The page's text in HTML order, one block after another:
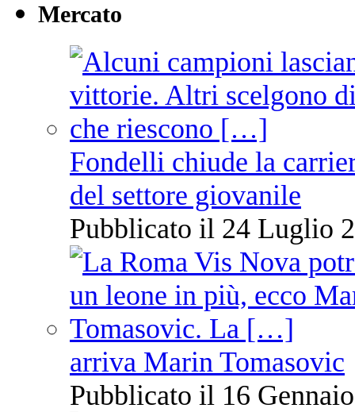
Mercato
Fondelli chiude la
del settore giovanile
Pubblicato il 24 Luglio
arriva Marin Tomasovic
Pubblicato il 16